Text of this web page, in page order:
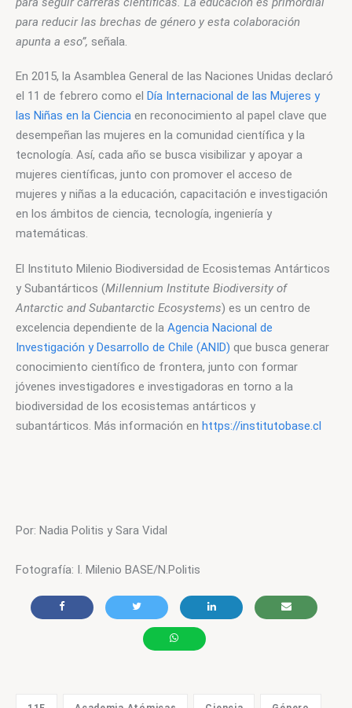
para reducir las brechas de género y esta colaboración
apunta a eso”, señala.
En 2015, la Asamblea General de las Naciones Unidas declaró
el 11 de febrero como el Día Internacional de las Mujeres y
las Niñas en la Ciencia en reconocimiento al papel clave que
desempeñan las mujeres en la comunidad científica y la
tecnología. Así, cada año se busca visibilizar y apoyar a
mujeres científicas, junto con promover el acceso de
mujeres y niñas a la educación, capacitación e investigación
en los ámbitos de ciencia, tecnología, ingeniería y
matemáticas.
El Instituto Milenio Biodiversidad de Ecosistemas Antárticos
y Subantárticos (Millennium Institute Biodiversity of
Antarctic and Subantarctic Ecosystems) es un centro de
excelencia dependiente de la Agencia Nacional de
Investigación y Desarrollo de Chile (ANID) que busca generar
conocimiento científico de frontera, junto con formar
jóvenes investigadores e investigadoras en torno a la
biodiversidad de los ecosistemas antárticos y
subantárticos. Más información en https://institutobase.cl
Por: Nadia Politis y Sara Vidal
Fotografía: I. Milenio BASE/N.Politis